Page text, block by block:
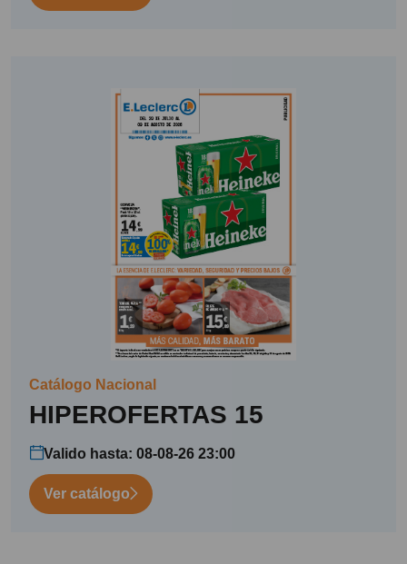
Catálogo Nacional
HIPEROFERTAS 15
Valido hasta: 08-08-26 23:00
Ver catálogo